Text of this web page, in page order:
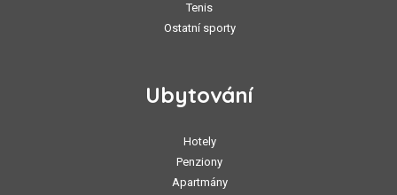
Tenis
Ostatní sporty
Ubytování
Hotely
Penziony
Apartmány